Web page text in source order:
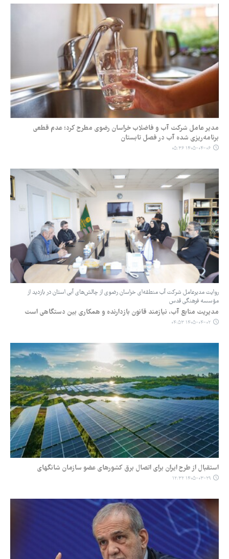
مدیر عامل شرکت آب و فاضلاب خراسان رضوی مطرح کرد؛ عدم قطعی
برنامه‌ریزی شده آب در فصل تابستان
۱۴۰۵-۰۴-۰۶ ۰۵:۳۶
روایت مدیرعامل شرکت آب منطقه‌ای خراسان رضوی از چالش‌های آبی استان در بازدید از
مؤسسه فرهنگی قدس
مدیریت منابع آب، نیازمند قانون بازدارنده و همکاری بین دستگاهی است
۱۴۰۵-۰۴-۰۲ ۰۴:۵۳
استقبال از طرح ایران برای اتصال برق کشورهای عضو سازمان شانگهای
۱۴۰۵-۰۳-۲۹ ۱۲:۳۲